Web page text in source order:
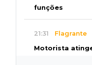
funções
21:31 Flagrante
Motorista